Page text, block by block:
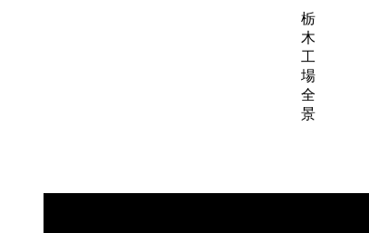
栃
木
工
場
全
景